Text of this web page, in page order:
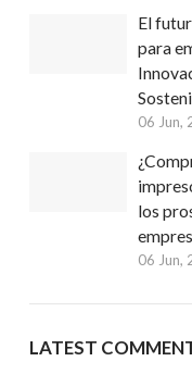
El
para
06 Jun,
los
06 Jun,
LATEST